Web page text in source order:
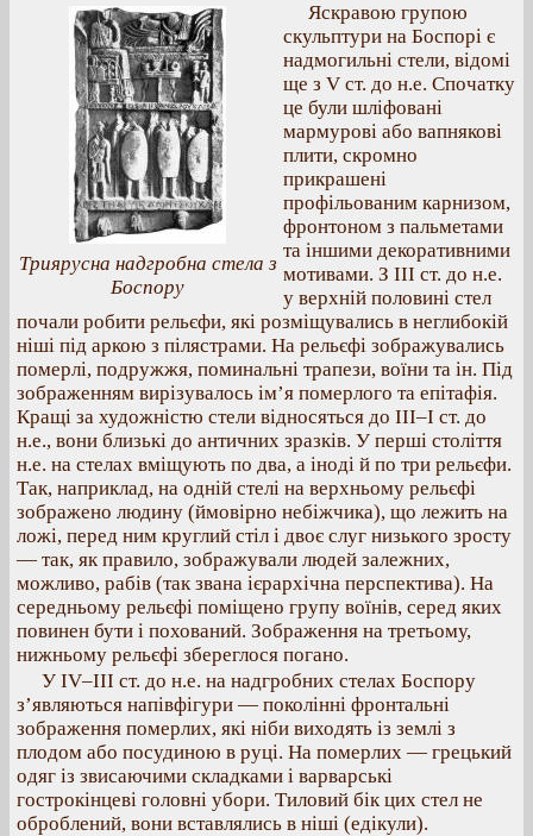
Триярусна надгробна стела з
Боспору
Яскравою групою
скульптури на Боспорі є
надмогильні стели, відомі
ще з V ст. до н.е. Спочатку
це були шліфовані
мармурові або вапнякові
плити, скромно
прикрашені
профільованим карнизом,
фронтоном з пальметами
та іншими декоративними
мотивами. З ІІІ ст. до н.е.
у верхній половині стел
почали робити рельєфи, які розміщувались в неглибокій
ніші під аркою з пілястрами. На рельєфі зображувались
померлі, подружжя, поминальні трапези, воїни та ін. Під
зображенням вирізувалось ім’я померлого та епітафія.
Кращі за художністю стели відносяться до ІІІ–І ст. до
н.е., вони близькі до античних зразків. У перші століття
н.е. на стелах вміщують по два, а іноді й по три рельєфи.
Так, наприклад, на одній стелі на верхньому рельєфі
зображено людину (ймовірно небіжчика), що лежить на
ложі, перед ним круглий стіл і двоє слуг низького зросту
— так, як правило, зображували людей залежних,
можливо, рабів (так звана ієрархічна перспектива). На
середньому рельєфі поміщено групу воїнів, серед яких
повинен бути і похований. Зображення на третьому,
нижньому рельєфі збереглося погано.
У IV–ІІІ ст. до н.е. на надгробних стелах Боспору
з’являються напівфігури — поколінні фронтальні
зображення померлих, які ніби виходять із землі з
плодом або посудиною в руці. На померлих — грецький
одяг із звисаючими складками і варварські
гострокінцеві головні убори. Тиловий бік цих стел не
оброблений, вони вставлялись в ніші (едікули).